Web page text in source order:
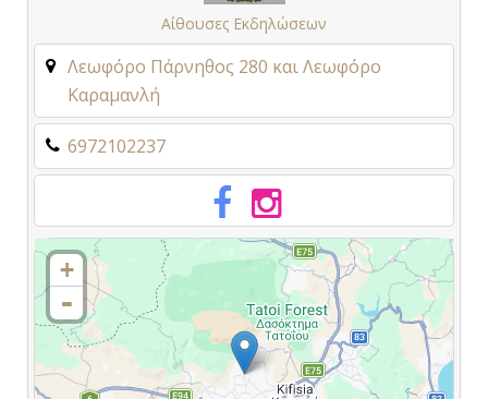
Αίθουσες Εκδηλώσεων
Λεωφόρο Πάρνηθος 280 και Λεωφόρο
Καραμανλή
6972102237
+
-